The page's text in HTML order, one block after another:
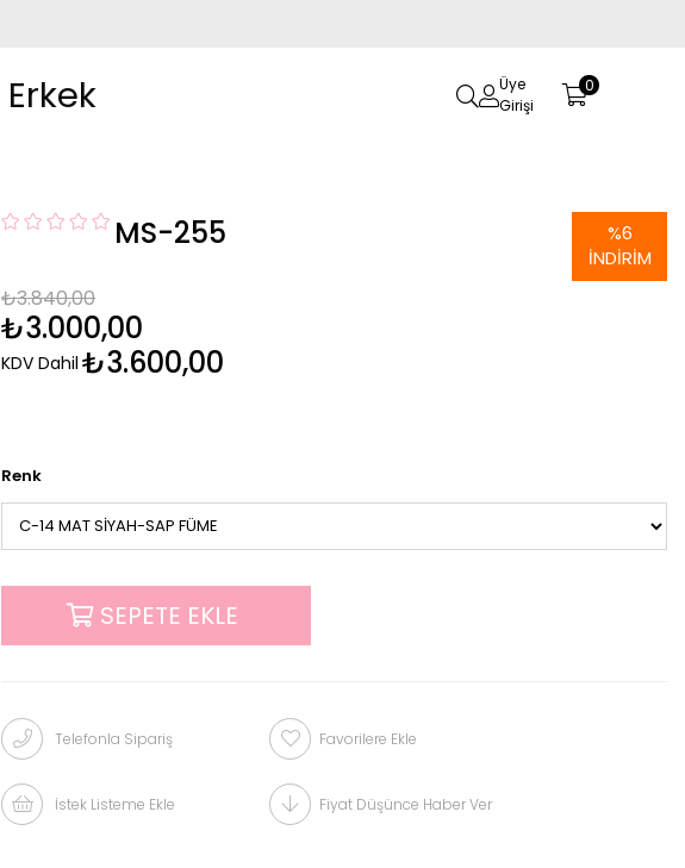
Erkek
Üye
Girişi
0
MS-255
₺3.840,00
₺3.000,00
KDV Dahil ₺3.600,00
%6
İNDIRIM
Renk
Telefonla Sipariş Favorilere Ekle
İstek Listeme Ekle Fiyat Düşünce Haber Ver